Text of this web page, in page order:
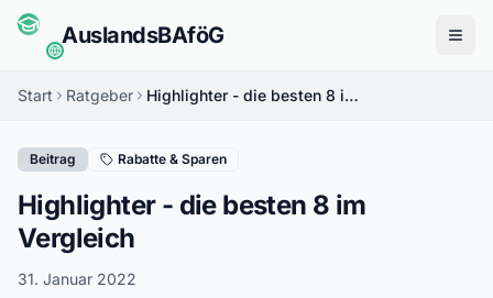
AuslandsBAföG
Start Ratgeber Highlighter - die besten 8 im Vergleich
Beitrag Rabatte & Sparen
Highlighter - die besten 8 im
Vergleich
31. Januar 2022